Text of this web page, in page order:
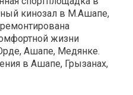
кинозал в М.Ашапе,
жизни
Ашапе, Медянке.
в Ашапе, Грызанах,